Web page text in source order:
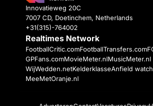
Innovatieweg 20C
7007 CD, Doetinchem, Netherlands
+31(315)-764002
Realtimes Network
FootballCritic.comFootballTransfers.com
GPFans.comMovieMeter.nlMusicMeter.nl
WijWedden.netKelderklasseAnfield watch
MeeMetOranje.nl